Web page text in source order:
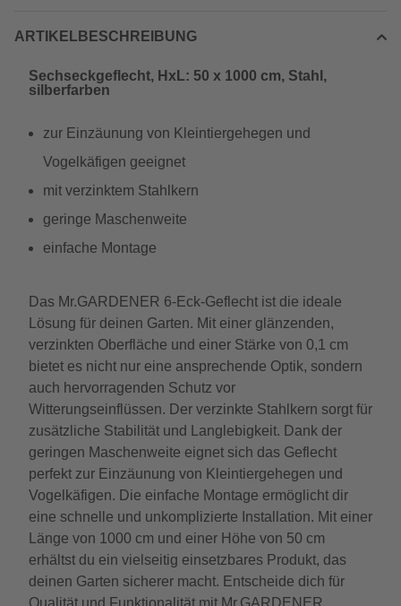
ARTIKELBESCHREIBUNG
Sechseckgeflecht, HxL: 50 x 1000 cm, Stahl,
silberfarben
zur Einzäunung von Kleintiergehegen und
Vogelkäfigen geeignet
mit verzinktem Stahlkern
geringe Maschenweite
einfache Montage
Das Mr.GARDENER 6-Eck-Geflecht ist die ideale
Lösung für deinen Garten. Mit einer glänzenden,
verzinkten Oberfläche und einer Stärke von 0,1 cm
bietet es nicht nur eine ansprechende Optik, sondern
auch hervorragenden Schutz vor
Witterungseinflüssen. Der verzinkte Stahlkern sorgt für
zusätzliche Stabilität und Langlebigkeit. Dank der
geringen Maschenweite eignet sich das Geflecht
perfekt zur Einzäunung von Kleintiergehegen und
Vogelkäfigen. Die einfache Montage ermöglicht dir
eine schnelle und unkomplizierte Installation. Mit einer
Länge von 1000 cm und einer Höhe von 50 cm
erhältst du ein vielseitig einsetzbares Produkt, das
deinen Garten sicherer macht. Entscheide dich für
Qualität und Funktionalität mit Mr.GARDENER.